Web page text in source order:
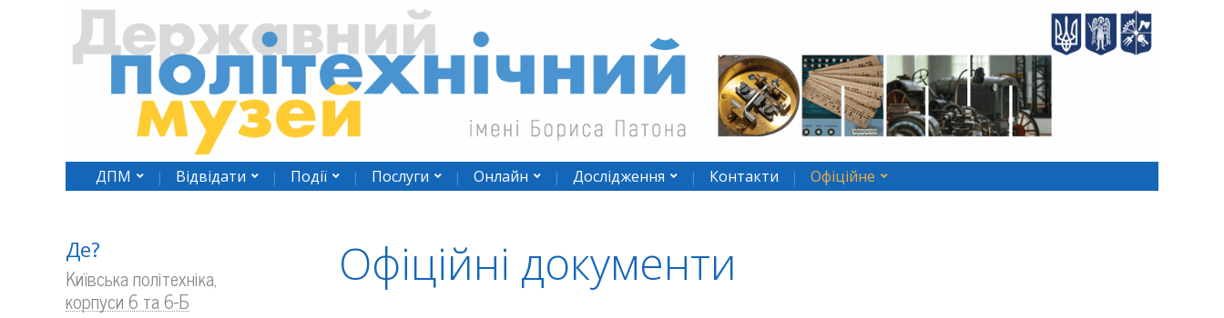
ДПМ Відвідати Події Послуги Онлайн Дослідження Контакти Офіційне
Де?
Київська політехніка,
корпуси 6 та 6-Б
Офіційні документи